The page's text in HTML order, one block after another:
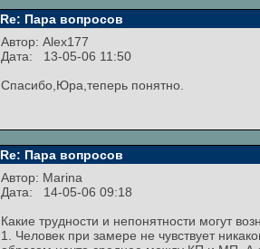
Re: Пара вопросов
Автор: Alex177
Дата: 13-05-06 11:50
Спасибо,Юра,теперь понятно.
Re: Пара вопросов
Автор: Marina
Дата: 14-05-06 09:18
Какие трудности и непонятности могут
1. Человек при замере не чувствует